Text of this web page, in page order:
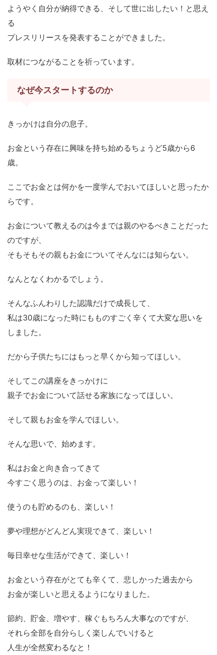
ようやく自分が納得できる、そして世に出したい！と思え
る
プレスリリースを発表することができました。
取材につながることを祈っています。
なぜ今スタートするのか
きっかけは自分の息子。
お金という存在に興味を持ち始めるちょうど5歳から6
歳。
ここでお金とは何かを一度学んでおいてほしいと思ったか
らです。
お金について教えるのは今までは親のやるべきことだった
のですが、
そもそもその親もお金についてそんなには知らない。
なんとなくわかるでしょう。
そんなふんわりした認識だけで成長して、
私は30歳になった時にもものすごく辛くて大変な思いを
しました。
だから子供たちにはもっと早くから知ってほしい。
そしてこの講座をきっかけに
親子でお金について話せる家族になってほしい。
そして親もお金を学んでほしい。
そんな思いで、始めます。
私はお金と向き合ってきて
今すごく思うのは、お金って楽しい！
使うのも貯めるのも、楽しい！
夢や理想がどんどん実現できて、楽しい！
毎日幸せな生活ができて、楽しい！
お金という存在がとても辛くて、悲しかった過去から
お金が楽しいと思えるようになりました。
節約、貯金、増やす、稼ぐもちろん大事なのですが、
それら全部を自分らしく楽しんでいけると
人生が全然変わるなと！